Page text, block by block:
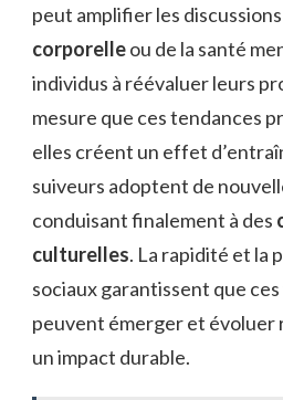
peut amplifier les
corporelleou de la santé
individus à réévaluer leurs
mesure que ces tendances
elles créent un effet
suiveurs adoptent de
conduisant finalement à des
culturelles. La rapidité et la
sociaux garantissent que
peuvent émerger et évoluer
un impact durable.